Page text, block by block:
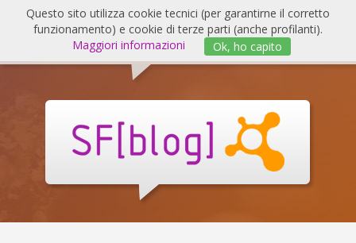
Salta
contenuto
Blog
Questo sito utilizza cookie tecnici (per garantirne il corretto
funzionamento) e cookie di terze parti (anche profilanti).
Maggiori informazioni
Ok, ho capito